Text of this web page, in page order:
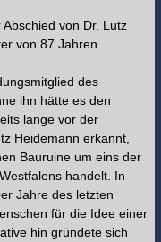
von Dr. Lutz
von 87 Jahren
des
ihn hätte es den
lange vor der
Heidemann erkannt,
Bauruine um eins der
handelt. In
Jahre des letzten
für die Idee einer
hin gründete sich